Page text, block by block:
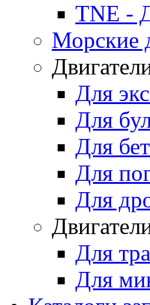
TNE -
Морские
Для
Для
Для
Для
Для
Для
Для